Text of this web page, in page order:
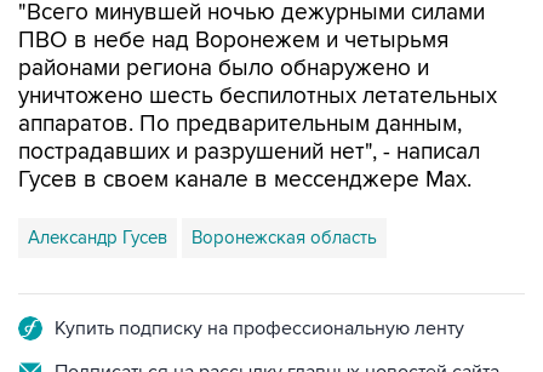
"Всего минувшей ночью дежурными силами
ПВО в небе над Воронежем и четырьмя
районами региона было обнаружено и
уничтожено шесть беспилотных летательных
аппаратов. По предварительным данным,
пострадавших и разрушений нет", - написал
Гусев в своем канале в мессенджере Max.
Александр Гусев Воронежская область
Купить подписку на профессиональную ленту